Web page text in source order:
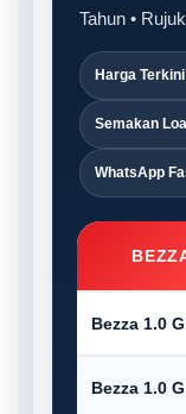
Tahun •
Harga
Semakan
WhatsApp
Bezza 1.0
Bezza 1.0 G